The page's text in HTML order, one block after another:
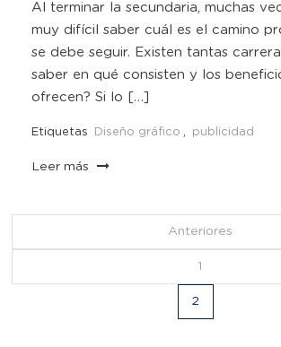
Al terminar la secundaria, muchas
muy difícil saber cuál es el camino
se debe seguir. Existen tantas
saber en qué consisten y los
ofrecen? Si lo […]
Etiquetas Diseño gráfico , publicidad
Leer más
Anteriores
1
2